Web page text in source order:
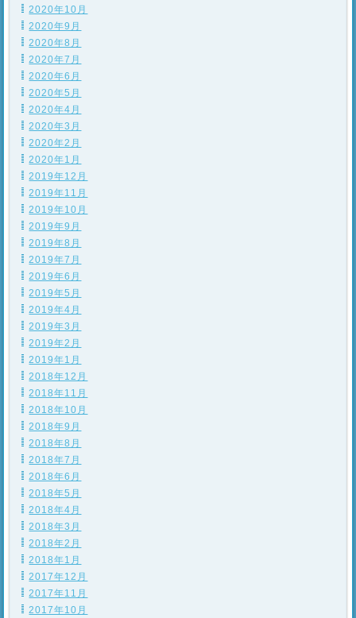
2020年10月
2020年9月
2020年8月
2020年7月
2020年6月
2020年5月
2020年4月
2020年3月
2020年2月
2020年1月
2019年12月
2019年11月
2019年10月
2019年9月
2019年8月
2019年7月
2019年6月
2019年5月
2019年4月
2019年3月
2019年2月
2019年1月
2018年12月
2018年11月
2018年10月
2018年9月
2018年8月
2018年7月
2018年6月
2018年5月
2018年4月
2018年3月
2018年2月
2018年1月
2017年12月
2017年11月
2017年10月